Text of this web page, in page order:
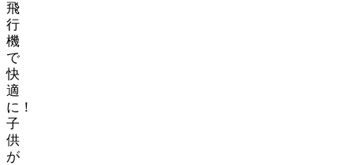
飛
行
機
で
快
適
に！
子
供
が